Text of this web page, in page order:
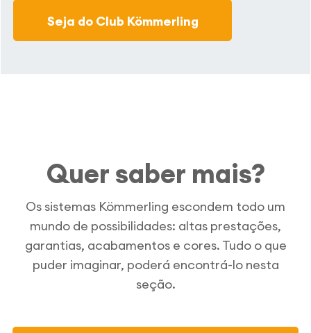
Seja do Club Kömmerling
Quer saber mais?
Os sistemas Kömmerling escondem todo um
mundo de possibilidades: altas prestações,
garantias, acabamentos e cores. Tudo o que
puder imaginar, poderá encontrá-lo nesta
seção.